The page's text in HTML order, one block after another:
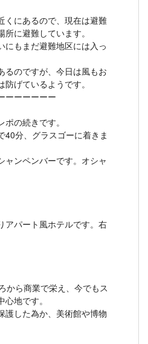
くにあるので、現在は避難
に避難しています。
にもまだ避難地区には入っ
るのですが、今日は風もお
げているようです。
ーーーーーー
の続きです。
40分、グラスゴーに着きま
ャンペンバーです。オシャ
アパート風ホテルです。右
から商業で栄え、今でもス
地です。
護した為か、美術館や博物